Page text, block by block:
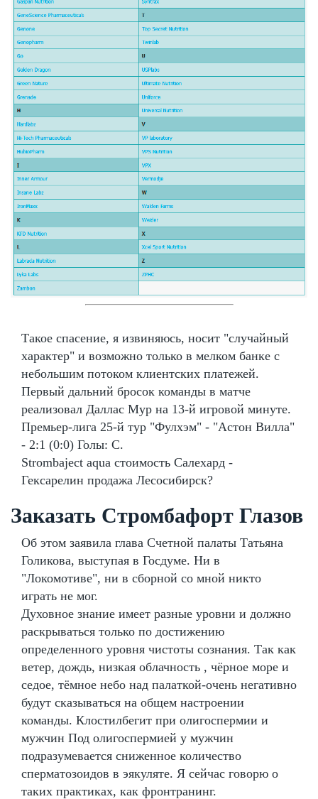
Такое спасение, я извиняюсь, носит "случайный
характер" и возможно только в мелком банке с
небольшим потоком клиентских платежей.
Первый дальний бросок команды в матче
реализовал Даллас Мур на 13-й игровой минуте.
Премьер-лига 25-й тур "Фулхэм" - "Астон Вилла"
- 2:1 (0:0) Голы: С.
Strombaject aqua стоимость Салехард -
Гексарелин продажа Лесосибирск?
Заказать Стромбафорт Глазов
Об этом заявила глава Счетной палаты Татьяна
Голикова, выступая в Госдуме. Ни в
"Локомотиве", ни в сборной со мной никто
играть не мог.
Духовное знание имеет разные уровни и должно
раскрываться только по достижению
определенного уровня чистоты сознания. Так как
ветер, дождь, низкая облачность , чёрное море и
седое, тёмное небо над палаткой-очень негативно
будут сказываться на общем настроении
команды. Клостилбегит при олигоспермии и
мужчин Под олигоспермией у мужчин
подразумевается сниженное количество
сперматозоидов в эякуляте. Я сейчас говорю о
таких практиках, как фронтранинг.